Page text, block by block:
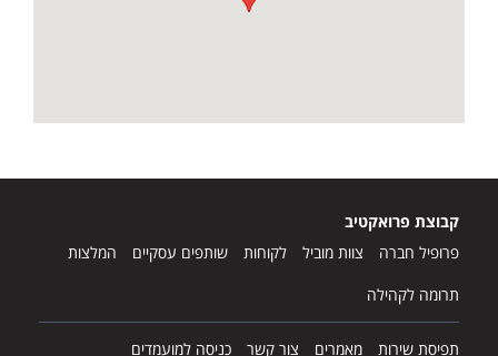
קבוצת פרואקטיב
פרופיל חברה
צוות מוביל לקוחות שותפים עסקיים
המלצות
תרומה לקהילה
תפיסת שירות מאמרים צור קשר
כניסה למועמדים